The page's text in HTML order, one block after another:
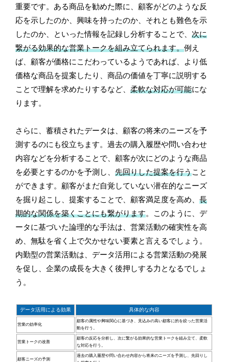
重要です。ある商品を勧めた際に、顧客がどのような反
応を示したのか、興味を持ったのか、それとも難色を示
したのか、といった情報を記録し分析することで、次に
繋がる効果的な営業トークを組み立てられます。例え
ば、顧客が価格にこだわっているようであれば、より低
価格な商品を提案したり、商品の価値を丁寧に説明する
ことで理解を求めたりするなど、柔軟な対応が可能にな
ります。
さらに、蓄積されたデータは、顧客の将来のニーズを予
測するのにも役立ちます。過去の購入履歴や問い合わせ
内容などを分析することで、顧客が次にどのような商品
を必要とするのかを予測し、先回りした提案を行うこと
ができます。顧客がまだ自覚していない潜在的なニーズ
を掘り起こし、提案することで、顧客満足度を高め、長
期的な関係を築くことにも繋がります。このように、デ
ータに基づいた論理的な手法は、営業活動の確実性を高
め、無駄を省く上で欠かせない要素と言えるでしょう。
内勤型の営業活動は、データ活用による営業活動の発展
を促し、企業の成長を大きく後押しする力となるでしょ
う。
データ活用による効果 具体的な内容
営業の効率化
顧客の属性や興味関心に基づき、見込みの高い顧客に的を絞った営業活
動を行う。
営業トークの改善
顧客の反応を分析し、次に繋がる効果的な営業トークを組み立て、柔軟
な対応を行う。
顧客ニーズの予測
過去の購入履歴や問い合わせ内容から将来のニーズを予測し、先回りし